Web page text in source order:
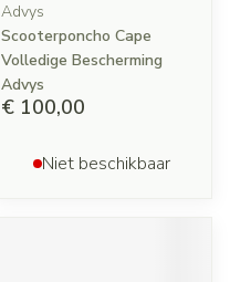
Advys
Scooterponcho Cape
Volledige Bescherming
Advys
€ 100,00
Niet beschikbaar